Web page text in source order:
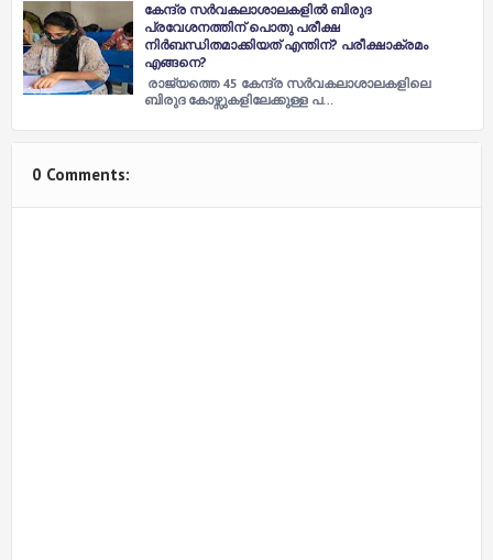
കേന്ദ്ര സര്‍വകലാശാലകളിൽ ബിരുദ
പ്രവേശനത്തിന് പൊതു പരീക്ഷ
നിർബന്ധിതമാക്കിയത് എന്തിന്? പരീക്ഷാക്രമം
എങ്ങനെ?
രാജ്യത്തെ 45 കേന്ദ്ര സര്‍വകലാശാലകളിലെ
ബിരുദ കോഴ്സുകളിലേക്കുള്ള പ…
0 Comments: